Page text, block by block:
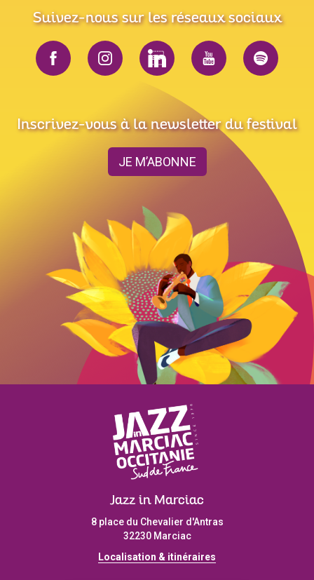
Suivez-nous sur les réseaux sociaux
Inscrivez-vous à la newsletter du festival
JE M’ABONNE
Jazz in Marciac
8 place du Chevalier d'Antras
32230 Marciac
Localisation & itinéraires